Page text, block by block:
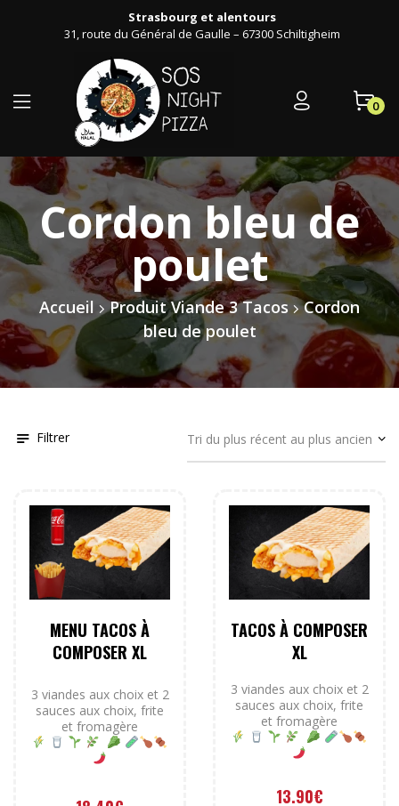
Strasbourg et alentours
31, route du Général de Gaulle – 67300 Schiltigheim
0
Cordon bleu de
poulet
Accueil Produit Viande 3 Tacos
Cordon
bleu de poulet
Filtrer
MENU TACOS À
COMPOSER XL
3 viandes aux choix et 2
sauces aux choix, frite
et fromagère
TACOS À COMPOSER
XL
3 viandes aux choix et 2
sauces aux choix, frite
et fromagère
13.90€